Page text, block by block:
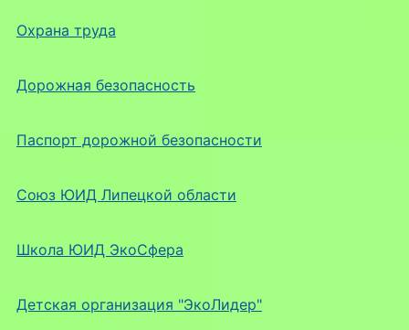
Охрана труда
Дорожная безопасность
Паспорт дорожной безопасности
Союз ЮИД Липецкой области
Школа ЮИД ЭкоСфера
Детская организация "ЭкоЛидер"